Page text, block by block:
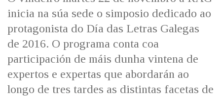
IDENTIDADE CORPORATIVA
MARCIAL DEL ADALID
CASA-MUSEO EMILIA PARDO
BAZÁN
FIGURAS HOMENAXEADAS
HISTORIA
60 ANOS DLG
PRIMAVERA DAS LETRAS
PORTAL DAS PALABRAS
Facebook
TwitterYoutubeInstagram
Bluesky
inicia na súa sede o simposio dedicado ao
protagonista do Día das Letras Galegas
de 2016. O programa conta coa
participación de máis dunha vintena de
expertos e expertas que abordarán ao
longo de tres tardes as distintas facetas de